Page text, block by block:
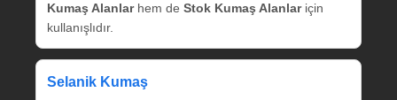
Kumaş Alanlarhem de Stok Kumaş Alanlariçin
kullanışlıdır.
Selanik Kumaş